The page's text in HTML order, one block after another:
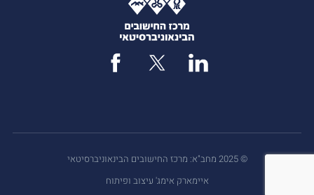
© 2025 מחב"א: מרכז החישובים הבינאוניברסיטאי
איימארק אימג' עיצוב ופיתוח